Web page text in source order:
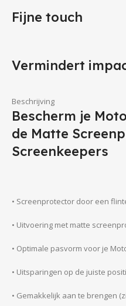
Fijne touch
Vermindert
Beschrijving
Bescherm je
de Matte
Screenkeepers
• Screenprotector door een
• Uitvoering met matte
• Optimale pasvorm voor je
• Uitsparingen op de juiste
• Gemakkelijk aan te brengen